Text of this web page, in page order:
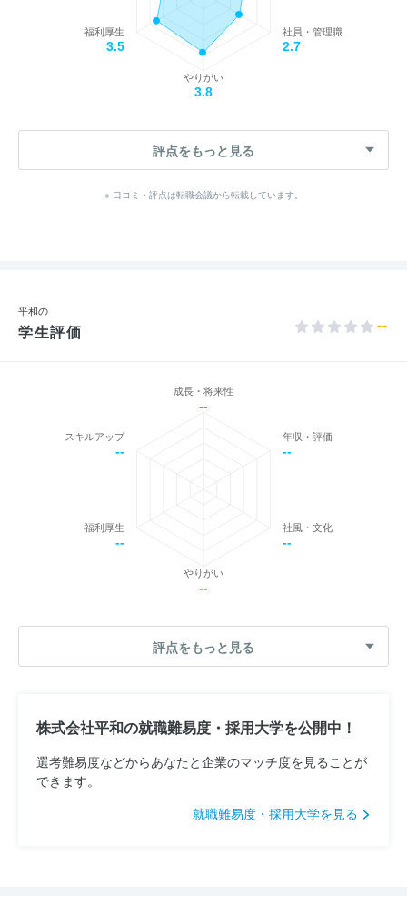
社員・管理職
2.7
やりがい
3.8
福利厚生
3.5
評点をもっと見る
※ 口コミ・評点は転職会議から転載しています。
平和の
学生評価 --
成長・将来性
--
年収・評価
--
社風・文化
--
やりがい
--
福利厚生
--
スキルアップ
--
評点をもっと見る
株式会社平和の就職難易度・採用大学を公開中！
選考難易度などからあなたと企業のマッチ度を見ることが
できます。
就職難易度・採用大学を見る